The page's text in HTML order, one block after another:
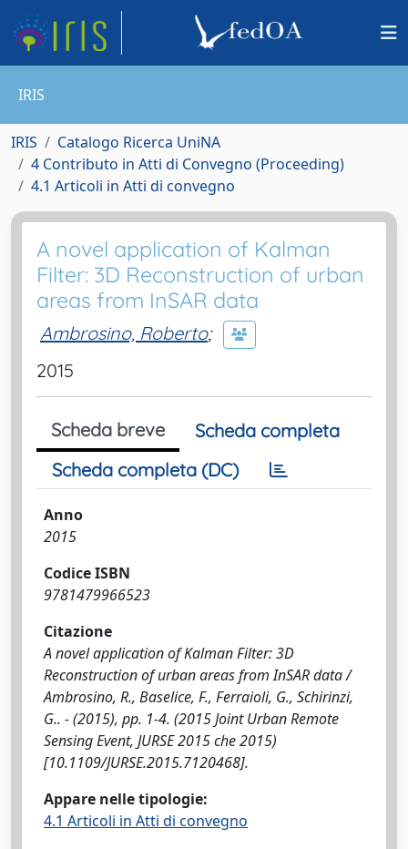
IRIS
IRIS
Catalogo Ricerca UniNA
4 Contributo in Atti di Convegno (Proceeding)
4.1 Articoli in Atti di convegno
A novel application of Kalman
Filter: 3D Reconstruction of urban
areas from InSAR data
Ambrosino, Roberto;
2015
Scheda breve
Scheda completa
Scheda completa (DC)
Anno
2015
Codice ISBN
9781479966523
Citazione
A novel application of Kalman Filter: 3D
Reconstruction of urban areas from InSAR data /
Ambrosino, R., Baselice, F., Ferraioli, G., Schirinzi,
G.. - (2015), pp. 1-4. (2015 Joint Urban Remote
Sensing Event, JURSE 2015 che 2015)
[10.1109/JURSE.2015.7120468].
Appare nelle tipologie:
4.1 Articoli in Atti di convegno